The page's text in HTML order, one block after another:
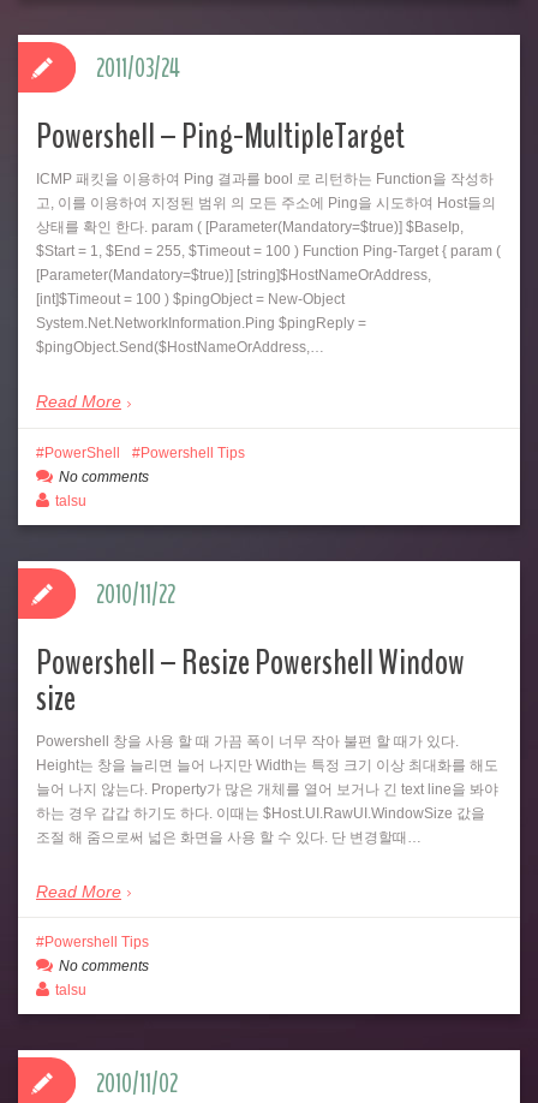
Powershell – Ping-MultipleTarget
ICMP 패킷을 이용하여 Ping 결과를 bool 로 리턴하는 Function을 작성하
고, 이를 이용하여 지정된 범위 의 모든 주소에 Ping을 시도하여 Host들의
상태를 확인 한다. param ( [Parameter(Mandatory=$true)] $BaseIp,
$Start = 1, $End = 255, $Timeout = 100 ) Function Ping-Target { param (
[Parameter(Mandatory=$true)] [string]$HostNameOrAddress,
[int]$Timeout = 100 ) $pingObject = New-Object
System.Net.NetworkInformation.Ping $pingReply =
$pingObject.Send($HostNameOrAddress,…
Read More
2011/03/24
PowerShell
Powershell Tips
No comments
talsu
Powershell – Resize Powershell Window
size
Powershell 창을 사용 할 때 가끔 폭이 너무 작아 불편 할 때가 있다.
Height는 창을 늘리면 늘어 나지만 Width는 특정 크기 이상 최대화를 해도
늘어 나지 않는다. Property가 많은 개체를 열어 보거나 긴 text line을 봐야
하는 경우 갑갑 하기도 하다. 이때는 $Host.UI.RawUI.WindowSize 값을
조절 해 줌으로써 넓은 화면을 사용 할 수 있다. 단 변경할때…
Read More
2010/11/22
Powershell Tips
No comments
talsu
2010/11/02